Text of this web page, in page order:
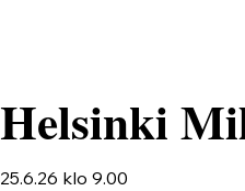
Helsinki
25.6.26 klo 9.00